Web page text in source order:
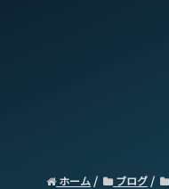
ホーム ブログ